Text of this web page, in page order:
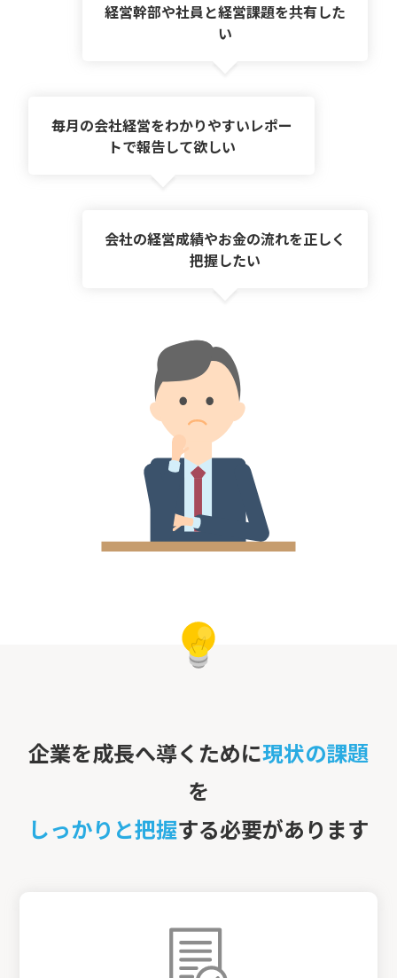
経営幹部や社員と経営課題を共有した
い
毎月の会社経営をわかりやすいレポー
トで報告して欲しい
会社の経営成績やお金の流れを正しく
把握したい
企業を成長へ導くために現状の課題
を
しっかりと把握する必要があります